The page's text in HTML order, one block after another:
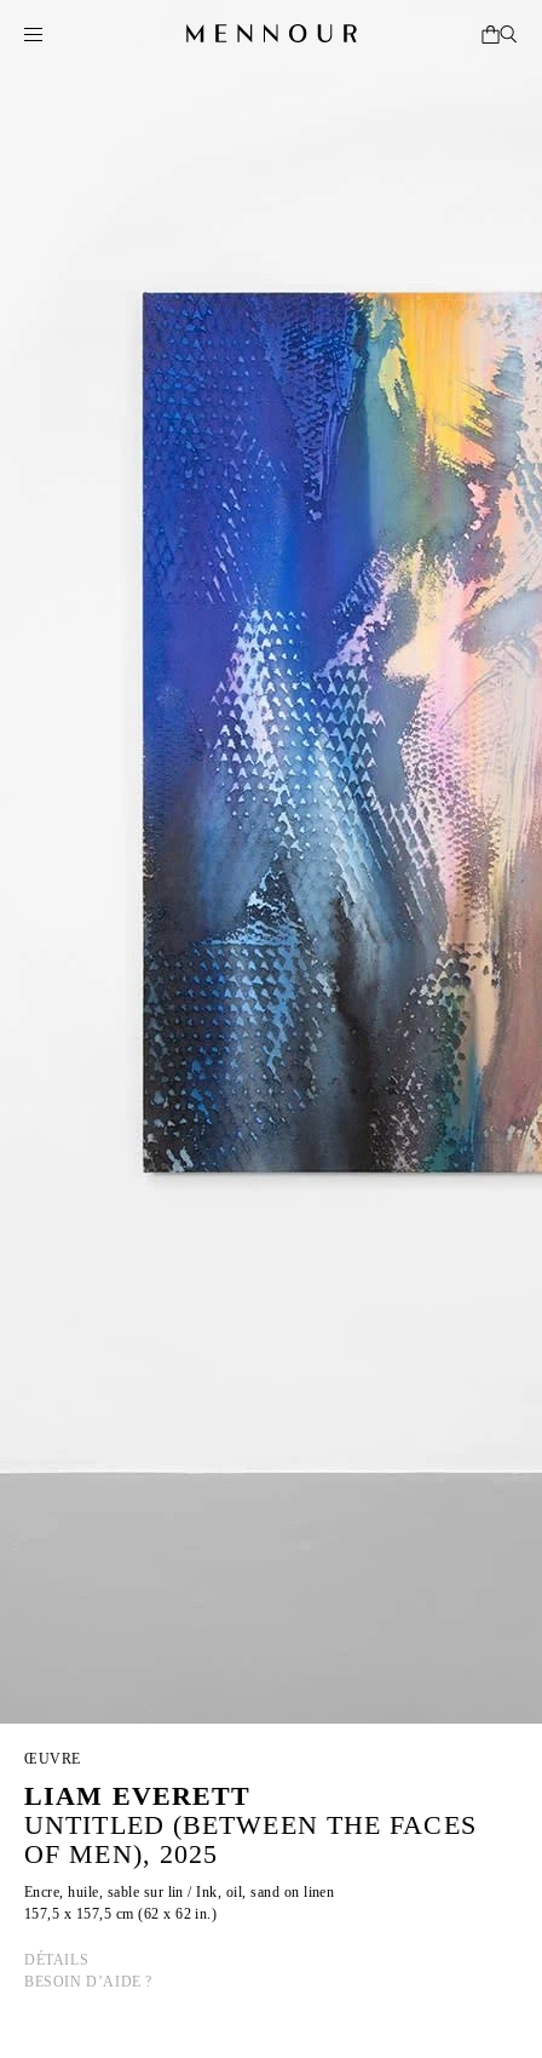
ŒUVRE
LIAM EVERETT
UNTITLED (BETWEEN THE FACES
OF MEN), 2025
Encre, huile, sable sur lin / Ink, oil, sand on linen
157,5 x 157,5 cm (62 x 62 in.)
DÉTAILS
BESOIN D’AIDE ?